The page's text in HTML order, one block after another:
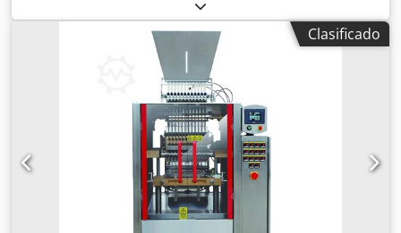
de 3 bordes. Dispositivo dispensador de bolsas agrupadas.
Controlado por PLC, operación a través de monitor táctil. -
Especificaciones: velocidad máxima del ciclo de la máquina
al ralentí: 120 ciclos por minuto; Volumen adecuado de la
bolsita de té: máximo 10 cm³; Dimensiones bolsa con
cierre de 3 bordes LxAn: 70x80mm; Material Bolsa con
sellado de 3 bordes: monofilms termosellables o film
compuesto laminado; Alimentación: 220V; Dimensiones de
la máquina LxAnxAl: 1680x1285x1230mm; Peso: 500kg.
Csdpfev Nlhmjx Aprjha Tenga en cuenta que nuestros
nuevos precios suelen ser más bajos que los precios
usados habituales. Simplemente pregúntenos y díganos su
Clasificado